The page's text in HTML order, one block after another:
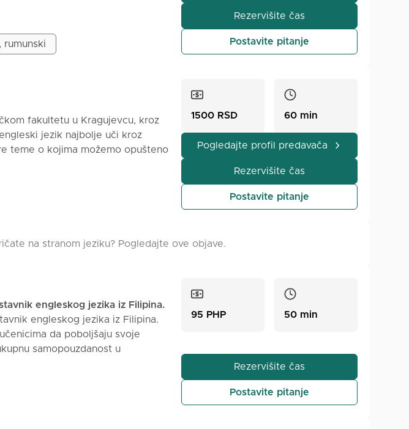
Moji časovi su interaktivni,
na praktičnu upotrebu
učenici će: Poboljšati
Upoznati kulturu i običaje
rumunski
Rezervišite čas
Postavite pitanje
fakultetu u Kragujevcu, kroz
jezik najbolje uči kroz
teme o kojima možemo opušteno
vokabular i gramatiku).
1500 RSD 60 min
Pogledajte profil predavača
Rezervišite čas
Postavite pitanje
na stranom jeziku? Pogledajte ove objave.
engleskog jezika iz Filipina.
engleskog jezika iz Filipina.
da poboljšaju svoje
samopouzdanost u
online i uživam u stvaranju
ciljeva, nivoa i potreba
fokusira na aktivno učešće,
95 PHP 50 min
Rezervišite čas
Postavite pitanje